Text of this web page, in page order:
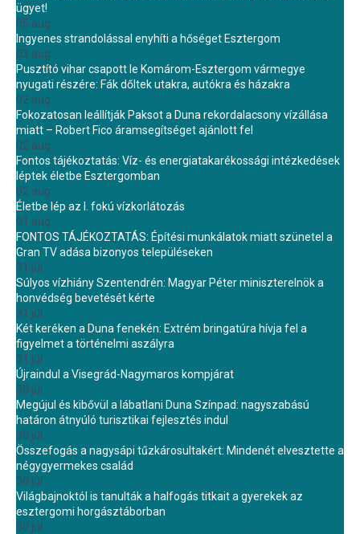
ügyet!
05 aug.
Ingyenes strandolással enyhíti a hőséget Esztergom
03 aug.
Pusztító vihar csapott le Komárom-Esztergom vármegye
nyugati részére: Fák dőltek utakra, autókra és házakra
02 aug.
Fokozatosan leállítják Paksot a Duna rekordalacsony vízállása
miatt – Robert Fico áramsegítséget ajánlott fel
02 aug.
Fontos tájékoztatás: Víz- és energiatakarékossági intézkedések
léptek életbe Esztergomban
02 aug.
Életbe lép az I. fokú vízkorlátozás
01 aug.
FONTOS TÁJÉKOZTATÁS: Építési munkálatok miatt szünetel a
Gran TV adása bizonyos településeken
31 júl.
Súlyos vízhiány Szentendrén: Magyar Péter miniszterelnök a
honvédség bevetését kérte
31 júl.
Két keréken a Duna fenekén: Extrém bringatúra hívja fel a
figyelmet a történelmi aszályra
31 júl.
Újraindul a Visegrád-Nagymaros kompjárat
30 júl.
Megújul és kibővül a lábatlani Duna Színpad: nagyszabású
határon átnyúló turisztikai fejlesztés indul
30 júl.
Összefogás a nagysápi tűzkárosultakért: Mindenét elvesztette a
négygyermekes család
30 júl.
Világbajnoktól is tanulták a halfogás titkait a gyerekek az
esztergomi horgásztáborban
30 júl.